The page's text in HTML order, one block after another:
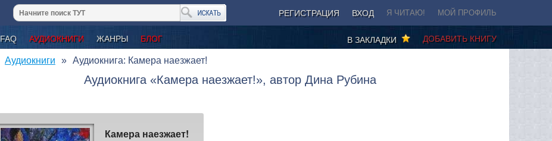
РЕГИСТРАЦИЯ ВХОД Я ЧИТАЮ! МОЙ ПРОФИЛЬ
FAQ АУДИОКНИГИ ЖАНРЫ БЛОГ ДОБАВИТЬ КНИГУ
В ЗАКЛАДКИ
Аудиокниги Аудиокнига: Камера наезжает!
Аудиокнига «Камера наезжает!», автор Дина Рубина
Камера наезжает!